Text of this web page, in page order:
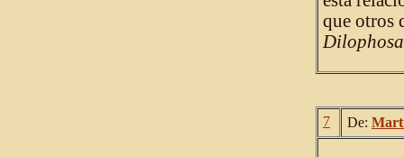
que otros
7 De: